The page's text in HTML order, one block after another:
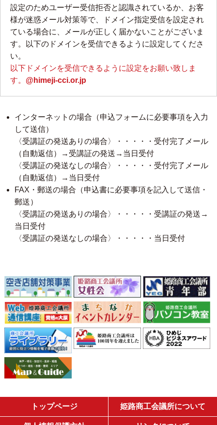
設定のためユーザー受信拒否と認識されているか、お客
様が迷惑メール対策等で、ドメイン指定受信を設定され
ている場合に、メールが正しく届かないことがございま
す。以下のドメインを受信できるように設定してくださ
い。
以下ドメインを受信できるように設定をお願い致しま
す。 @himeji-cci.or.jp
インターネットの場合（申込フォームに必要事項を入力
して送信）
〈受講証の発送ありの場合〉・・・・・受付完了メール
（自動返信）→受講証の発送→当日受付
〈受講証の発送なしの場合〉・・・・・受付完了メール
（自動返信）→当日受付
FAX・郵送の場合（申込書に必要事項を記入して送信・
郵送）
〈受講証の発送ありの場合〉・・・・・受講証の発送→
当日受付
〈受講証の発送なしの場合〉・・・・・当日受付
トップページ 姫路商工会議所について